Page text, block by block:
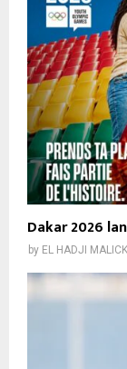
Dakar 2026
by EL HADJI